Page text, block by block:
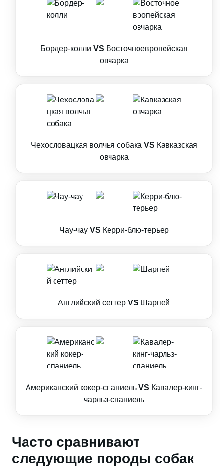
Бордер-колли VS Восточноевропейская
овчарка
Чехословацкая волчья собака VS Кавказская
овчарка
Чау-чау VS Керри-блю-терьер
Английский сеттер VS Шарпей
Американский кокер-спаниель VS Кавалер-кинг-
чарльз-спаниель
Часто сравнивают
следующие породы собак